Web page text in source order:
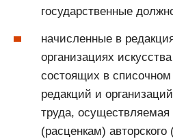
государственные
начисленные в
организациях
состоящих в списочном
редакций и
труда, осуществляемая
(расценкам) авторского